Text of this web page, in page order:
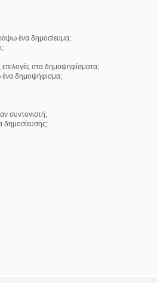
ένα δημοσίευμα;
στα δημοψηφίσματα;
δημοψήφισμα;
συντονιστή;
δημοσίευσης;